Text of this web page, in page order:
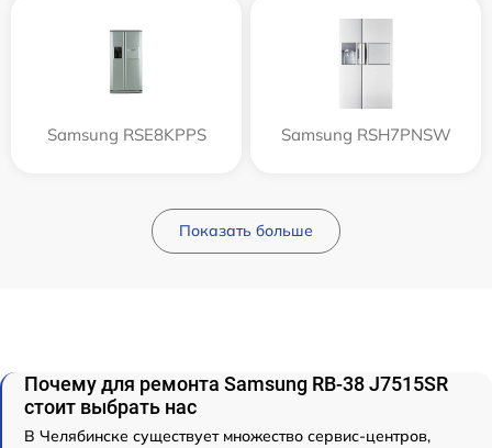
Samsung RSE8KPPS Samsung RSH7PNSW
Показать больше
Почему для ремонта Samsung RB-38 J7515SR
стоит выбрать нас
В Челябинске существует множество сервис-центров,